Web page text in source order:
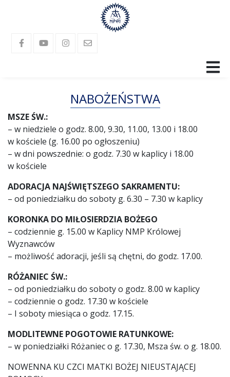
RELIKWIE
PARAFIA
LANGUAGES
GALERIA
KANCELARIA
MODLITWY I PIEŚNI
NABOŻEŃSTWA
MSZE ŚW.:
– w niedziele o godz. 8.00, 9.30, 11.00, 13.00 i 18.00
w kościele (g. 16.00 po ogłoszeniu)
– w dni powszednie: o godz. 7.30 w kaplicy i 18.00
w kościele
ADORACJA NAJŚWIĘTSZEGO SAKRAMENTU:
– od poniedziałku do soboty g. 6.30 – 7.30 w kaplicy
KORONKA DO MIŁOSIERDZIA BOŻEGO
– codziennie g. 15.00 w Kaplicy NMP Królowej
Wyznawców
– możliwość adoracji, jeśli są chętni, do godz. 17.00.
RÓŻANIEC ŚW.:
– od poniedziałku do soboty o godz. 8.00 w kaplicy
– codziennie o godz. 17.30 w kościele
– I soboty miesiąca o godz. 17.15.
MODLITEWNE POGOTOWIE RATUNKOWE:
– w poniedziałki Różaniec o g. 17.30, Msza św. o g. 18.00.
NOWENNA KU CZCI MATKI BOŻEJ NIEUSTAJĄCEJ